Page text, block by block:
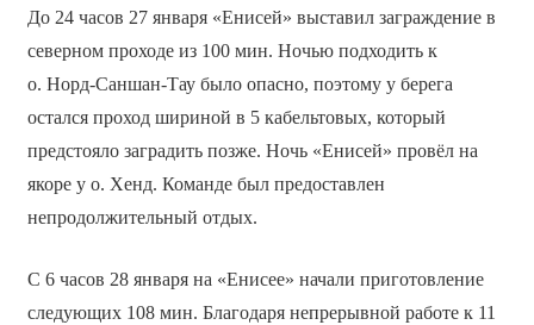
До 24 часов 27 января «Енисей» выставил заграждение в
северном проходе из 100 мин. Ночью подходить к
о. Норд-Саншан-Тау было опасно, поэтому у берега
остался проход шириной в 5 кабельтовых, который
предстояло заградить позже. Ночь «Енисей» провёл на
якоре у о. Хенд. Команде был предоставлен
непродолжительный отдых.
С 6 часов 28 января на «Енисее» начали приготовление
следующих 108 мин. Благодаря непрерывной работе к 11